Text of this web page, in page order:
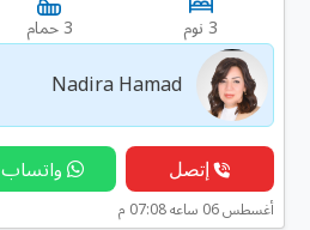
3 نوم 3 حمام
Nadira Hamad
إتصل واتساب
أغسطس 06 ساعه 07:08 م